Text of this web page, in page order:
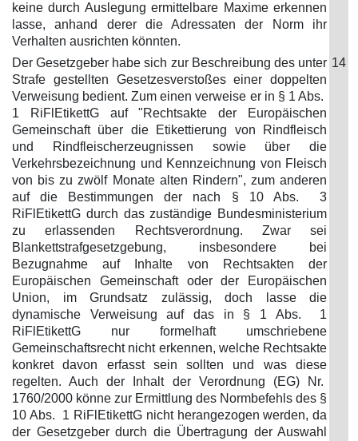
keine durch Auslegung ermittelbare Maxime erkennen
lasse, anhand derer die Adressaten der Norm ihr
Verhalten ausrichten könnten.
Der Gesetzgeber habe sich zur Beschreibung des unter
Strafe gestellten Gesetzesverstoßes einer doppelten
Verweisung bedient. Zum einen verweise er in § 1 Abs.
1 RiFlEtikettG auf "Rechtsakte der Europäischen
Gemeinschaft über die Etikettierung von Rindfleisch
und Rindfleischerzeugnissen sowie über die
Verkehrsbezeichnung und Kennzeichnung von Fleisch
von bis zu zwölf Monate alten Rindern", zum anderen
auf die Bestimmungen der nach § 10 Abs. 3
RiFlEtikettG durch das zuständige Bundesministerium
zu erlassenden Rechtsverordnung. Zwar sei
Blankettstrafgesetzgebung, insbesondere bei
Bezugnahme auf Inhalte von Rechtsakten der
Europäischen Gemeinschaft oder der Europäischen
Union, im Grundsatz zulässig, doch lasse die
dynamische Verweisung auf das in § 1 Abs. 1
RiFlEtikettG nur formelhaft umschriebene
Gemeinschaftsrecht nicht erkennen, welche Rechtsakte
konkret davon erfasst sein sollten und was diese
regelten. Auch der Inhalt der Verordnung (EG) Nr.
1760/2000 könne zur Ermittlung des Normbefehls des §
10 Abs. 1 RiFlEtikettG nicht herangezogen werden, da
der Gesetzgeber durch die Übertragung der Auswahl
14